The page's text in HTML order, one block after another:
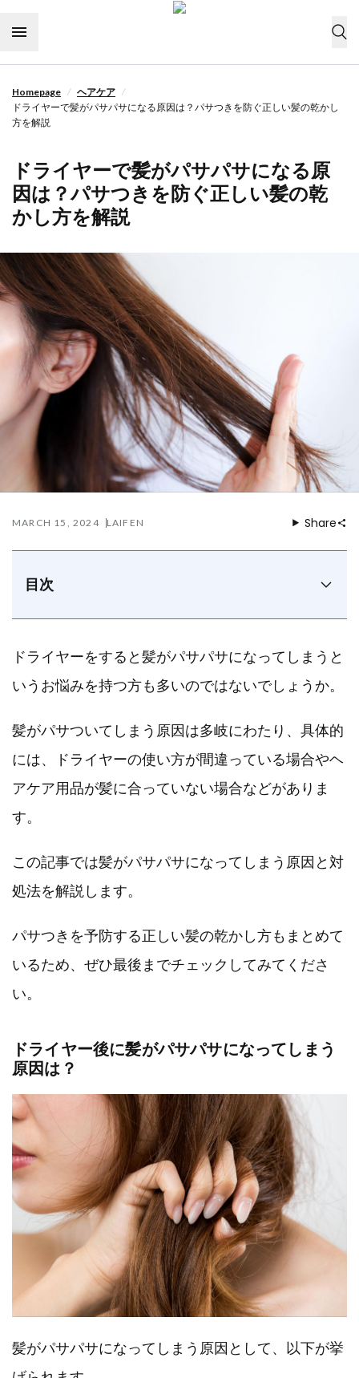
ドライヤーの選び方
ヘアケア
ライフスタイル
Homepage / ヘアケア /
ドライヤーで髪がパサパサになる原因は？パサつきを防ぐ正しい髪の乾かし
方を解説
ドライヤーで髪がパサパサになる原
因は？パサつきを防ぐ正しい髪の乾
かし方を解説
MARCH 15, 2024 LAIFEN Share
目次
パサつきを予防する正しい髪の乾かし方
髪のパサつきを解消したいならLaifen SEヘアドライヤ
ーがおすすめ
ドライヤーをすると髪がパサパサになってしまうと
いうお悩みを持つ方も多いのではないでしょうか。
髪がパサついてしまう原因は多岐にわたり、具体的
には、ドライヤーの使い方が間違っている場合やヘ
アケア用品が髪に合っていない場合などがありま
す。
この記事では髪がパサパサになってしまう原因と対
処法を解説します。
パサつきを予防する正しい髪の乾かし方もまとめて
いるため、ぜひ最後までチェックしてみてくださ
い。
ドライヤー後に髪がパサパサになってしまう
原因は？
髪がパサパサになってしまう原因として、以下が挙